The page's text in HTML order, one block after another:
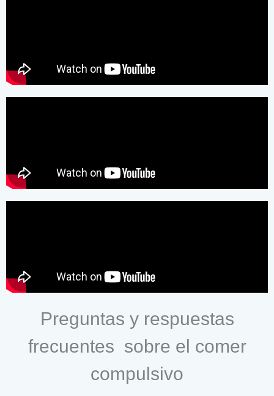
Preguntas y respuestas
frecuentes sobre el comer
compulsivo